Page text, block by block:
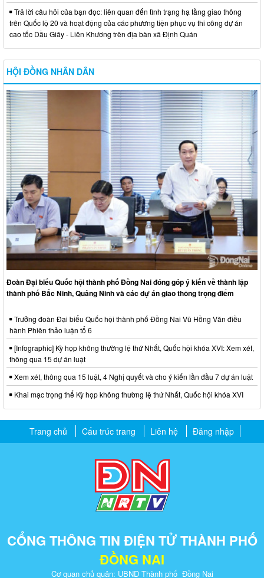
Trả lời câu hỏi của bạn đọc: liên quan đến tình trạng hạ tầng giao thông
trên Quốc lộ 20 và hoạt động của các phương tiện phục vụ thi công dự án
cao tốc Dầu Giây - Liên Khương trên địa bàn xã Định Quán
HỘI ĐỒNG NHÂN DÂN
Đoàn Đại biểu Quốc hội thành phố Đồng Nai đóng góp ý kiến về thành lập
thành phố Bắc Ninh, Quảng Ninh và các dự án giao thông trọng điểm
Trưởng đoàn Đại biểu Quốc hội thành phố Đồng Nai Vũ Hồng Văn điều
hành Phiên thảo luận tổ 6
[Infographic] Kỳ họp không thường lệ thứ Nhất, Quốc hội khóa XVI: Xem xét,
thông qua 15 dự án luật
Xem xét, thông qua 15 luật, 4 Nghị quyết và cho ý kiến lần đầu 7 dự án luật
Khai mạc trọng thể Kỳ họp không thường lệ thứ Nhất, Quốc hội khóa XVI
Trang chủ Cấu trúc trang Liên hệ Đăng nhập
CỔNG THÔNG TIN ĐIỆN TỬ THÀNH PHỐ
ĐỒNG NAI
Cơ quan chủ quản: UBND Thành phố Đồng Nai